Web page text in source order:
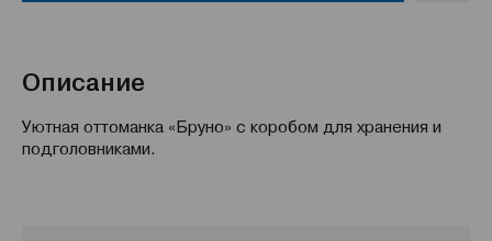
Описание
Уютная оттоманка «Бруно» с коробом для хранения и
подголовниками.